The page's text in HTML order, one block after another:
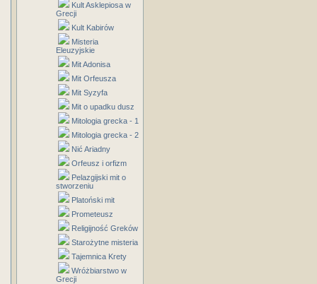
Kult Asklepiosa w
Grecji
Kult Kabirów
Misteria
Eleuzyjskie
Mit Adonisa
Mit Orfeusza
Mit Syzyfa
Mit o upadku dusz
Mitologia grecka - 1
Mitologia grecka - 2
Nić Ariadny
Orfeusz i orfizm
Pelazgijski mit o
stworzeniu
Platoński mit
Prometeusz
Religijność Greków
Starożytne misteria
Tajemnica Krety
Wróżbiarstwo w
Grecji